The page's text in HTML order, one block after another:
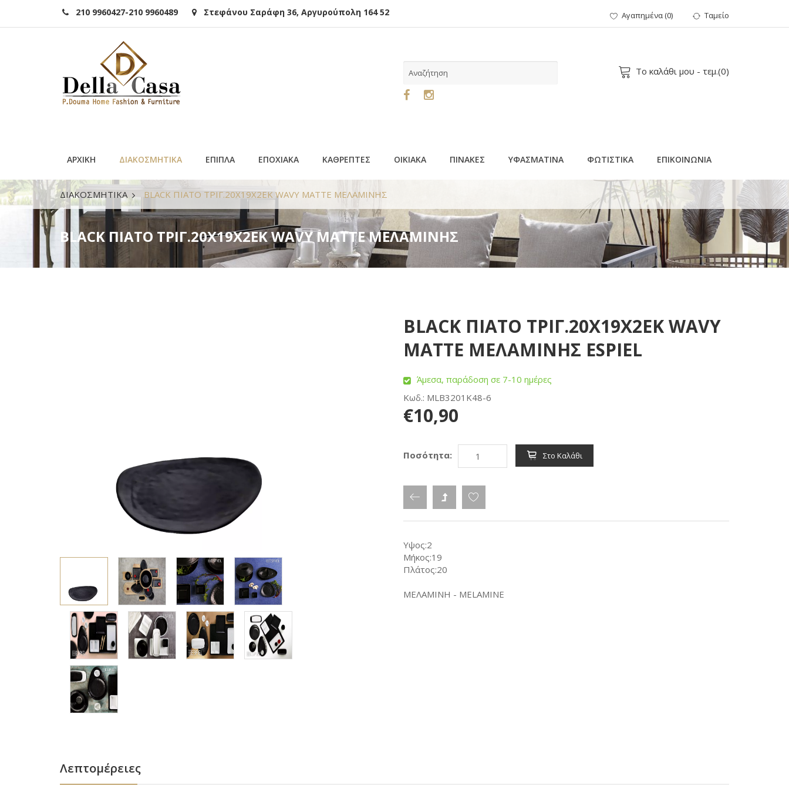
210 9960427-210 9960489 Στεφάνου Σαράφη 36, Αργυρούπολη 164 52 Αγαπημένα(0) Ταμείο
Το καλάθι μου - τεμ.(0)
ΑΡΧΙΚΗ ΔΙΑΚΟΣΜΗΤΙΚΑ ΕΠΙΠΛΑ ΕΠΟΧΙΑΚΑ ΚΑΘΡΕΠΤΕΣ ΟΙΚΙΑΚΑ ΠΙΝΑΚΕΣ ΥΦΑΣΜΑΤΙΝΑ ΦΩΤΙΣΤΙΚΑ ΕΠΙΚΟΙΝΩΝΙΑ
ΔΙΑΚΟΣΜΗΤΙΚΑ BLACK ΠΙΑΤΟ ΤΡΙΓ.20Χ19Χ2ΕΚ WAVY MATTE ΜΕΛΑΜΙΝΗΣ
BLACK ΠΙΑΤΟ ΤΡΙΓ.20Χ19Χ2ΕΚ WAVY MATTE ΜΕΛΑΜΙΝΗΣ
BLACK ΠΙΑΤΟ ΤΡΙΓ.20Χ19Χ2ΕΚ WAVY
MATTE ΜΕΛΑΜΙΝΗΣ ESPIEL
Άμεσα, παράδοση σε 7-10 ημέρες
Κωδ.: MLB3201K48-6
€10,90
Ποσότητα: Στο Καλάθι
Υψος:2
Μήκος:19
Πλάτος:20
ΜΕΛΑΜΙΝΗ - MELAMINE
Λεπτομέρειες